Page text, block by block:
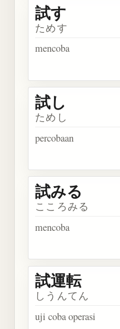
試す
ためす
mencoba
試し
ためし
percobaan
試みる
こころみる
mencoba
試運転
しうんてん
uji coba operasi